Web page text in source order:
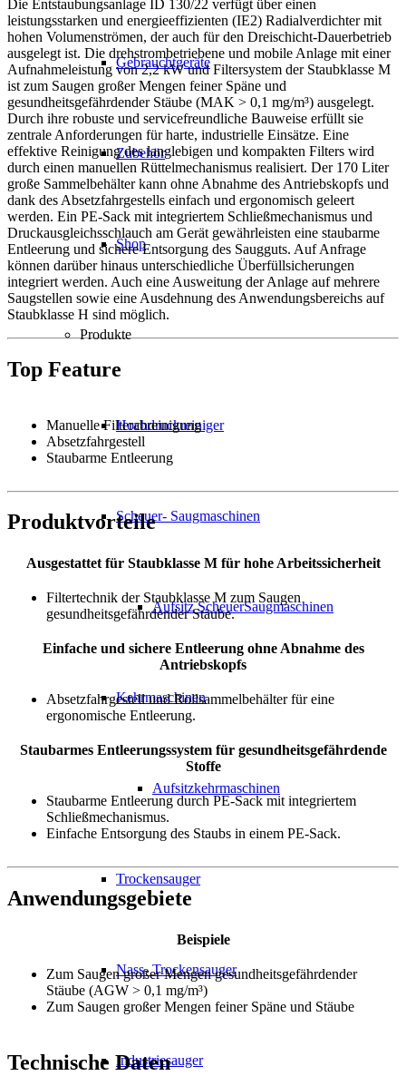
Gebrauchtgeräte
Zubehör
Shop
Produkte
Hochdruckreiniger
Scheuer- Saugmaschinen
Aufsitz ScheuerSaugmaschinen
Kehrmaschinen
Aufsitzkehrmaschinen
Trockensauger
Nass- Trockensauger
Industriesauger
Die Entstaubungsanlage ID 130/22 verfügt über einen
leistungsstarken und energieeffizienten (IE2) Radialverdichter mit
hohen Volumenströmen, der auch für den Dreischicht-Dauerbetrieb
ausgelegt ist. Die drehstrombetriebene und mobile Anlage mit einer
Aufnahmeleistung von 2,2 kW und Filtersystem der Staubklasse M
ist zum Saugen großer Mengen feiner Späne und
gesundheitsgefährdender Stäube (MAK > 0,1 mg/m³) ausgelegt.
Durch ihre robuste und servicefreundliche Bauweise erfüllt sie
zentrale Anforderungen für harte, industrielle Einsätze. Eine
effektive Reinigung des langlebigen und kompakten Filters wird
durch einen manuellen Rüttelmechanismus realisiert. Der 170 Liter
große Sammelbehälter kann ohne Abnahme des Antriebskopfs und
dank des Absetzfahrgestells einfach und ergonomisch geleert
werden. Ein PE-Sack mit integriertem Schließmechanismus und
Druckausgleichsschlauch am Gerät gewährleisten eine staubarme
Entleerung und sichere Entsorgung des Saugguts. Auf Anfrage
können darüber hinaus unterschiedliche Überfüllsicherungen
integriert werden. Auch eine Ausweitung der Anlage auf mehrere
Saugstellen sowie eine Ausdehnung des Anwendungsbereichs auf
Staubklasse H sind möglich.
Top Feature
Manuelle Filterabreinigung
Absetzfahrgestell
Staubarme Entleerung
Produktvorteile
Ausgestattet für Staubklasse M für hohe Arbeitssicherheit
Filtertechnik der Staubklasse M zum Saugen
gesundheitsgefährdender Stäube.
Einfache und sichere Entleerung ohne Abnahme des
Antriebskopfs
Absetzfahrgestell und Rollsammelbehälter für eine
ergonomische Entleerung.
Staubarmes Entleerungssystem für gesundheitsgefährdende
Stoffe
Staubarme Entleerung durch PE-Sack mit integriertem
Schließmechanismus.
Einfache Entsorgung des Staubs in einem PE-Sack.
Anwendungsgebiete
Beispiele
Zum Saugen großer Mengen gesundheitsgefährdender
Stäube (AGW > 0,1 mg/m³)
Zum Saugen großer Mengen feiner Späne und Stäube
Technische Daten